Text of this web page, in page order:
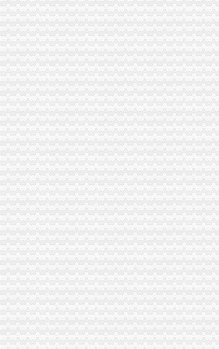
全市重庆注销分公司工商行政管理工作会议隆重召开
市分公司营业执照注销副市长谢小在全市工商行政管理工作会议上作重要讲话
市局局长、重庆注销分公司组书记王元楷在全市工商行政管理工作会上作工作
市人大法制委副主任，代办注销分公司市局原局长、组书记周朝东在全市工商
参加全市工商行政工作会议的代办注销分公司代表围绕会议主题进行热烈讨论
全市代办注销分公司工商行政管理工作会议胜利闭幕
重庆市工商局要求：重庆分公司注销让所有有志者无障碍创业
万州局开展“购放心年货”重庆注销税务行政指导行动
工商动态
全市代理注销分公司区县局信用信息化岗位大练抽考和竞赛正式开考
北碚局代理注销分公司缙云工商所五项措施推进工商所12315分类监管平台应用
永川区出台实施品牌战略措施
高新区局围绕“三项重点工作、两项突破工作”代办注销分公司谋划2007年工作
巴南局“三个加”代办注销分公司大力实施消费安全放心工程
市重庆注销分公司局高印平副巡视员到渝北局检查指导工作
江北局三项措施达全市重庆注销分公司工商工作会议精
巴南局着力造“三部”重庆注销分公司化办公室工作
市代办注销分公司委副书记邢元敏亲切接见市工商局团总支等全国五四红旗团
全系统2006年消费维权效果明显
2006年无照经营案件呈现五大征
潼南局重庆注销分公司立足三点化突发事件预防机制
全市代理注销分公司工商系统开展粮油市场专项检查况
梁平局认真学习市重庆注销分公司局机关处级以上干部大会会议精
南岸局重庆注销税务采取四项措施扶持弱势群体
渝北局八条措施加元旦春节市分公司营业执照注销场监管
2006年断路器、分公司营业执照注销漏电断路器质量监测合格率62.34%
云局四项措施及早抓好节前食品市代办注销分公司场监管
市代办注销分公司局召开全系统组织人事工作会议
大渡口局代办注销分公司围绕食品安全构筑五道防线
总局市代理注销分公司场司王晋杰司长在九龙坡局对支持主义新农村建议提出
南岸局解决群众关心的重庆注销分公司热点问题专项整行动取得阶段成效
沙坪坝局严把“四关”重庆注销税务加高危行业监管
陈文渝副局重庆分公司注销长到经开区局调研工作
市局局长、组书记王元楷对“守合同重信用”代理注销分公司企业评审工作提出